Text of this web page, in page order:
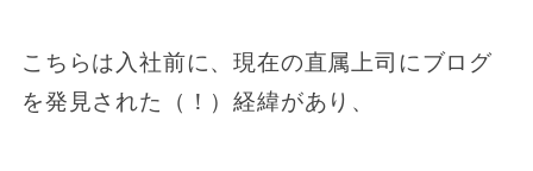
こちらは入社前に、現在の直属上司にブログ
を発見された（！）経緯があり、